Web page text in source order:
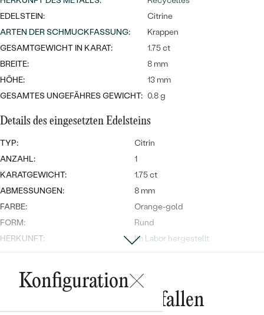
Wave Kollektion
ANSEHEN
NACH DER FORM
MASSGEFERTIGTER
DIAMANTEN
Ohrrinnge
Personalisierte
Halsketten
ANSEHEN
Meistverkaufte
Ringe
EDELSTEIN:
Citrine
ARTEN DER SCHMUCKFASSUNG:
Krappen
GESAMTGEWICHT IN KARAT:
1.75 ct
BREITE:
8 mm
HÖHE:
13 mm
GESAMTES UNGEFÄHRES GEWICHT: 0.8 g
Details des eingesetzten Edelsteins
TYP:
Citrin
ANZAHL:
1
KARATGEWICHT:
1.75 ct
ABMESSUNGEN:
8 mm
FARBE:
Orange-gold
FORM:
Rund
HERKUNFT:
Im Labor hergestellt
Konfiguration
Das könnte Ihnen gefallen